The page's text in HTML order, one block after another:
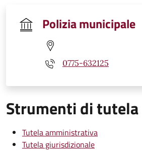
Polizia municipale
0775-632125
Strumenti di tutela
Tutela amministrativa
Tutela giurisdizionale